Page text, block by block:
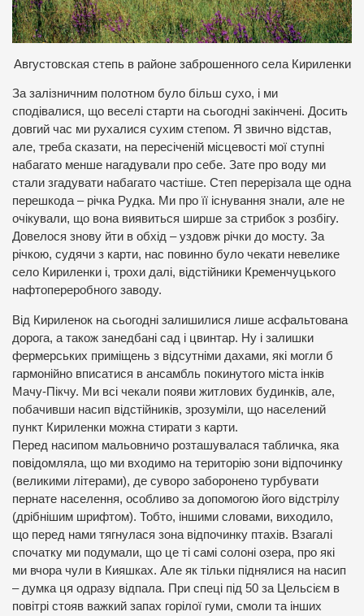
Августовская степь в районе заброшенного села Кириленки
За залізничним полотном було більш сухо, і ми
сподівалися, що веселі старти на сьогодні закінчені. Досить
довгий час ми рухалися сухим степом. Я звично відстав,
але, треба сказати, на пересіченій місцевості мої ступні
набагато менше нагадували про себе. Зате про воду ми
стали згадувати набагато частіше. Степ перерізала ще одна
перешкода – річка Рудка. Ми про її існування знали, але не
очікували, що вона виявиться ширше за стрибок з розбігу.
Довелося знову йти в обхід – уздовж річки до мосту. За
річкою, судячи з карти, нас повинно було чекати невелике
село Кириленки і, трохи далі, відстійники Кременчуцького
нафтопереробного заводу.
Від Кириленок на сьогодні залишилися лише асфальтована
дорога, а також занедбані сад і цвинтар. Ну і залишки
фермерських приміщень з відсутніми дахами, які могли б
гармонійно вписатися в ансамбль покинутого міста інків
Мачу-Пікчу. Ми всі чекали появи житлових будинків, але,
побачивши насип відстійників, зрозуміли, що населений
пункт Кириленки можна стирати з карти.
Перед насипом мальовничо розташувалася табличка, яка
повідомляла, що ми входимо на територію зони відпочинку
(великими літерами), де суворо заборонено турбувати
пернате населення, особливо за допомогою його відстрілу
(дрібнішим шрифтом). Тобто, іншими словами, виходило,
що перед нами тягнулася зона відпочинку птахів. Взагалі
спочатку ми подумали, що це ті самі солоні озера, про які
ми вчора чули в Кияшках. Але як тільки піднялися на насип
– думка ця одразу відпала. При спеці під 50 за Цельсієм в
повітрі стояв важкий запах горілої гуми, смоли та інших